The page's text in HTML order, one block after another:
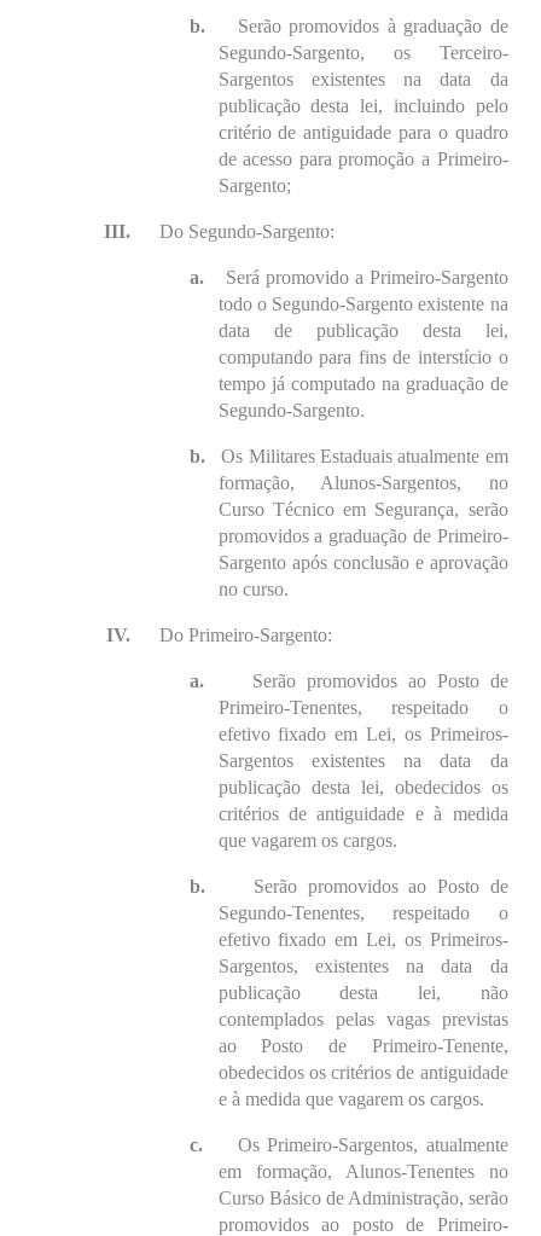
b.
Serão promovidos à graduação de
Segundo-Sargento, os Terceiro-
Sargentos existentes na data da
publicação desta lei, incluindo pelo
critério de antiguidade para o quadro
de acesso para promoção a Primeiro-
Sargento;
III. Do Segundo-Sargento:
a.
Será promovido a Primeiro-Sargento
todo o Segundo-Sargento existente na
data de publicação desta lei,
computando para fins de interstício o
tempo já computado na graduação de
Segundo-Sargento.
b.
Os Militares Estaduais atualmente em
formação, Alunos-Sargentos, no
Curso Técnico em Segurança, serão
promovidos a graduação de Primeiro-
Sargento após conclusão e aprovação
no curso.
IV. Do Primeiro-Sargento:
a.
Serão promovidos ao Posto de
Primeiro-Tenentes, respeitado o
efetivo fixado em Lei, os Primeiros-
Sargentos existentes na data da
publicação desta lei, obedecidos os
critérios de antiguidade e à medida
que vagarem os cargos.
b.
Serão promovidos ao Posto de
Segundo-Tenentes, respeitado o
efetivo fixado em Lei, os Primeiros-
Sargentos, existentes na data da
publicação desta lei, não
contemplados pelas vagas previstas
ao Posto de Primeiro-Tenente,
obedecidos os critérios de antiguidade
e à medida que vagarem os cargos.
c.
Os Primeiro-Sargentos, atualmente
em formação, Alunos-Tenentes no
Curso Básico de Administração, serão
promovidos ao posto de Primeiro-